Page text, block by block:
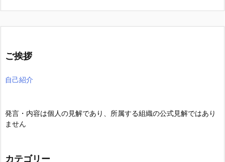
ご挨拶
自己紹介
発言・内容は個人の見解であり、所属する組織の公式見解ではあり
ません
カテゴリー